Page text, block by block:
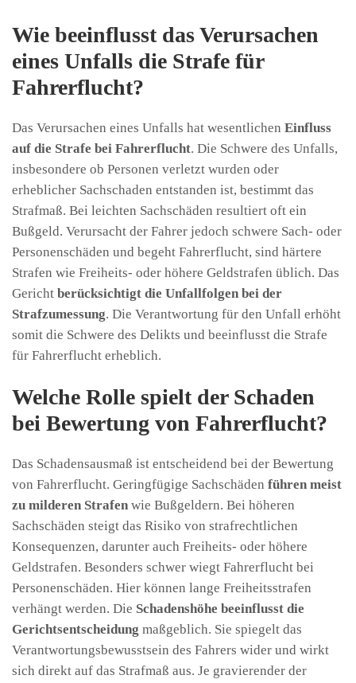
Wie beeinflusst das Verursachen
eines Unfalls die Strafe für
Fahrerflucht?
Das Verursachen eines Unfalls hat wesentlichen Einfluss
auf die Strafe bei Fahrerflucht. Die Schwere des Unfalls,
insbesondere ob Personen verletzt wurden oder
erheblicher Sachschaden entstanden ist, bestimmt das
Strafmaß. Bei leichten Sachschäden resultiert oft ein
Bußgeld. Verursacht der Fahrer jedoch schwere Sach- oder
Personenschäden und begeht Fahrerflucht, sind härtere
Strafen wie Freiheits- oder höhere Geldstrafen üblich. Das
Gericht berücksichtigt die Unfallfolgen bei der
Strafzumessung. Die Verantwortung für den Unfall erhöht
somit die Schwere des Delikts und beeinflusst die Strafe
für Fahrerflucht erheblich.
Welche Rolle spielt der Schaden
bei Bewertung von Fahrerflucht?
Das Schadensausmaß ist entscheidend bei der Bewertung
von Fahrerflucht. Geringfügige Sachschäden führen meist
zu milderen Strafen wie Bußgeldern. Bei höheren
Sachschäden steigt das Risiko von strafrechtlichen
Konsequenzen, darunter auch Freiheits- oder höhere
Geldstrafen. Besonders schwer wiegt Fahrerflucht bei
Personenschäden. Hier können lange Freiheitsstrafen
verhängt werden. Die Schadenshöhe beeinflusst die
Gerichtsentscheidung maßgeblich. Sie spiegelt das
Verantwortungsbewusstsein des Fahrers wider und wirkt
sich direkt auf das Strafmaß aus. Je gravierender der